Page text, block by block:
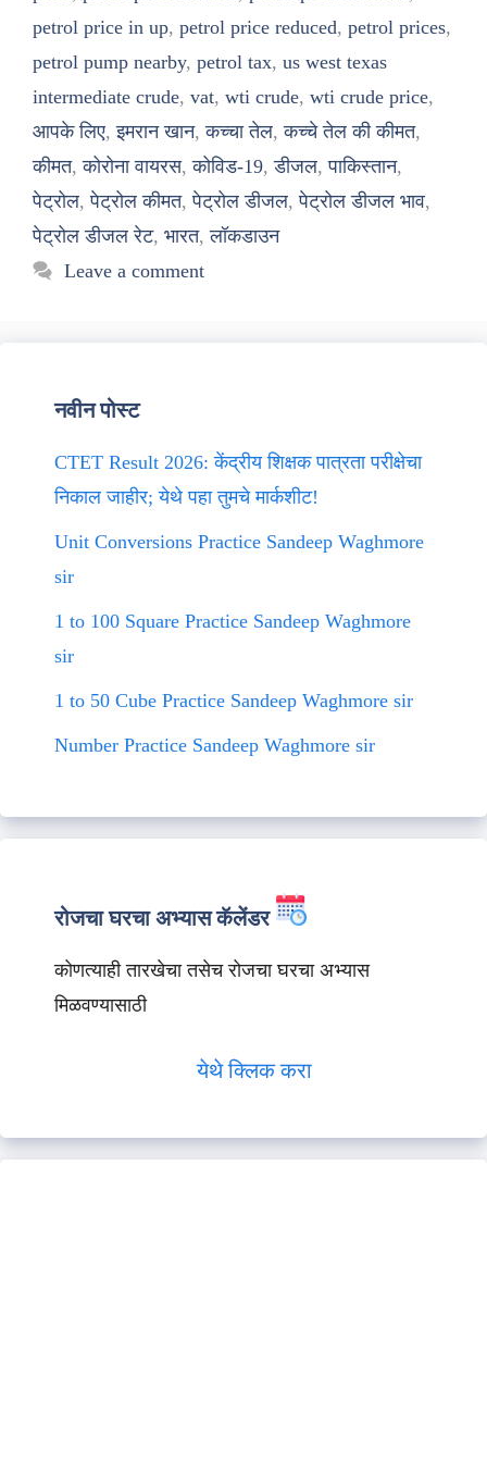
petrol price in up, petrol price reduced, petrol prices,
petrol pump nearby, petrol tax, us west texas
intermediate crude, vat, wti crude, wti crude price,
आपके लिए,इमरान खान,कच्चा तेल,कच्चे तेल की कीमत,
कीमत,कोरोना वायरस,कोविड-19,डीजल,पाकिस्तान,
पेट्रोल,पेट्रोल कीमत,पेट्रोल डीजल,पेट्रोल डीजल भाव,
पेट्रोल डीजल रेट, भारत,लॉकडाउन
Leave a comment
नवीन पोस्ट
CTET Result 2026: केंद्रीय शिक्षक पात्रता परीक्षेचा
निकाल जाहीर; येथे पहा तुमचे मार्कशीट!
Unit Conversions Practice Sandeep Waghmore
sir
1 to 100 Square Practice Sandeep Waghmore
sir
1 to 50 Cube Practice Sandeep Waghmore sir
Number Practice Sandeep Waghmore sir
रोजचा घरचा अभ्यास कॅलेंडर
कोणत्याही तारखेचा तसेच रोजचा घरचा अभ्यास
मिळवण्यासाठी
येथे क्लिक करा